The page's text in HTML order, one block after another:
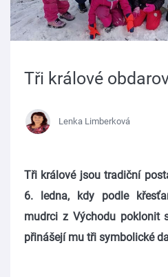
Tři králové
Lenka Limberková
Tři králové jsou tradiční
6. ledna, kdy podle
mudrci z Východu poklonit
přinášejí mu tři symbolické